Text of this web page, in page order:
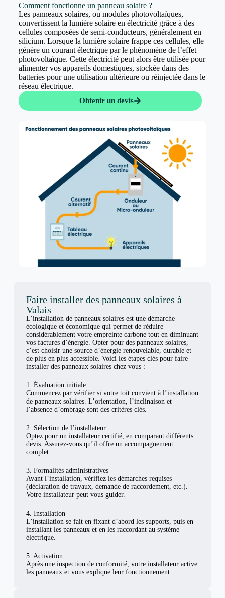
Comment fonctionne un panneau solaire ?
Les panneaux solaires, ou modules photovoltaïques,
convertissent la lumière solaire en électricité grâce à des
cellules composées de semi-conducteurs, généralement en
silicium. Lorsque la lumière solaire frappe ces cellules, elle
génère un courant électrique par le phénomène de l’effet
photovoltaïque. Cette électricité peut alors être utilisée pour
alimenter vos appareils domestiques, stockée dans des
batteries pour une utilisation ultérieure ou réinjectée dans le
réseau électrique.
Obtenir un devis
Faire installer des panneaux solaires à
Valais
L’installation de panneaux solaires est une démarche
écologique et économique qui permet de réduire
considérablement votre empreinte carbone tout en diminuant
vos factures d’énergie. Opter pour des panneaux solaires,
c’est choisir une source d’énergie renouvelable, durable et
de plus en plus accessible. Voici les étapes clés pour faire
installer des panneaux solaires chez vous :
1. Évaluation initiale
Commencez par vérifier si votre toit convient à l’installation
de panneaux solaires. L’orientation, l’inclinaison et
l’absence d’ombrage sont des critères clés.
2. Sélection de l’installateur
Optez pour un installateur certifié, en comparant différents
devis. Assurez-vous qu’il offre un accompagnement
complet.
3. Formalités administratives
Avant l’installation, vérifiez les démarches requises
(déclaration de travaux, demande de raccordement, etc.).
Votre installateur peut vous guider.
4. Installation
L’installation se fait en fixant d’abord les supports, puis en
installant les panneaux et en les raccordant au système
électrique.
5. Activation
Après une inspection de conformité, votre installateur active
les panneaux et vous explique leur fonctionnement.